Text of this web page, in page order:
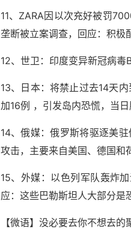
11、ZARA因以次充好被罚
垄断被立案调查，回应：积极
12、世卫：印度变异新冠病毒
13、日本：将禁止过去14天
加16例 ，引发岛内恐慌，当
14、俄媒：俄罗斯将驱逐美
攻击，主要来自美国、德国和
15、外媒：以色列军队轰炸
应：这些巴勒斯坦人大部分是
【微语】没必要去你不想去